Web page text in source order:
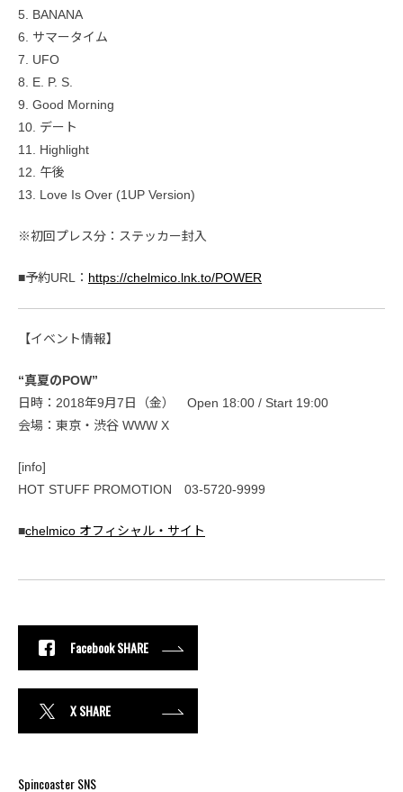
5. BANANA
6. サマータイム
7. UFO
8. E. P. S.
9. Good Morning
10. デート
11. Highlight
12. 午後
13. Love Is Over (1UP Version)
※初回プレス分：ステッカー封入
■予約URL： https://chelmico.lnk.to/POWER
【イベント情報】
“真夏のPOW”
日時：2018年9月7日（金） Open 18:00 / Start 19:00
会場：東京・渋谷 WWW X
[info]
HOT STUFF PROMOTION 03-5720-9999
■chelmico オフィシャル・サイト
Facebook SHARE
X SHARE
Spincoaster SNS